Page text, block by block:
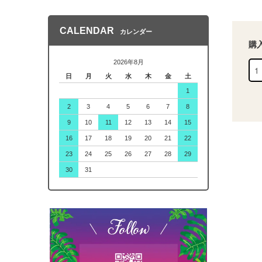
購
CALENDAR カレンダー
2026年8月
日
月 火 水 木 金 土
1
2 3 4 5 6 7 8
9 10 11 12 13 14 15
16 17 18 19 20 21 22
23 24 25 26 27 28 29
30 31